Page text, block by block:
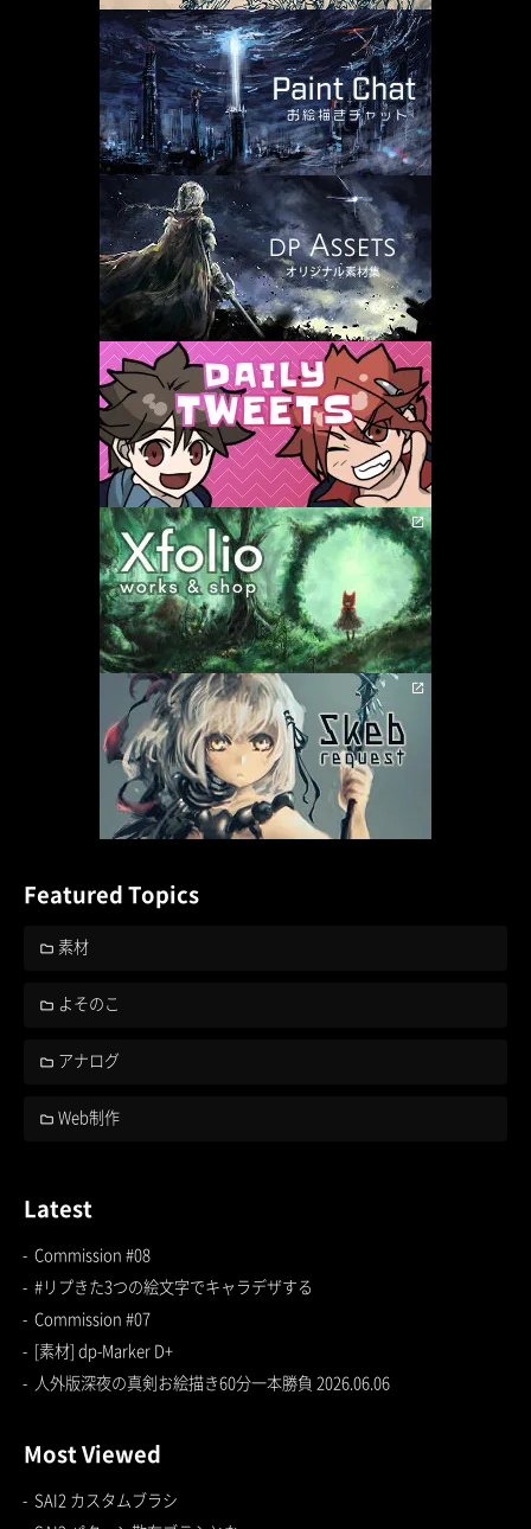
Featured Topics
素材
よそのこ
アナログ
Web制作
Latest
Commission #08
#リプきた3つの絵文字でキャラデザする
Commission #07
[素材] dp-Marker D+
人外版深夜の真剣お絵描き60分一本勝負 2026.06.06
Most Viewed
SAI2 カスタムブラシ